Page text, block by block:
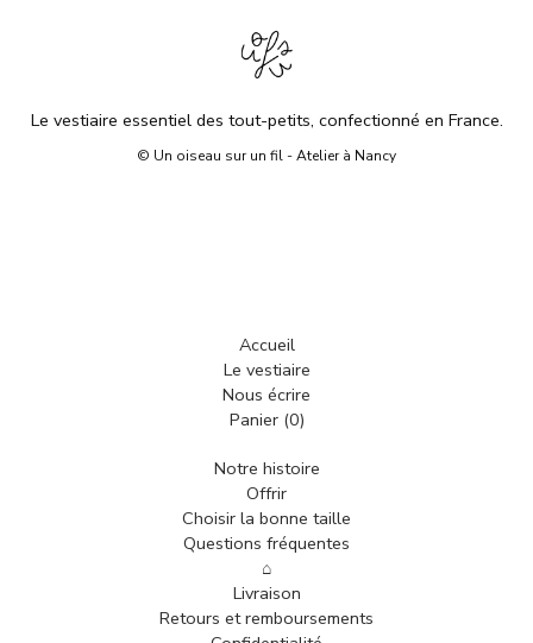
Le vestiaire essentiel des tout-petits, confectionné en France.
© Un oiseau sur un fil - Atelier à Nancy
Accueil
Le vestiaire
Nous écrire
Panier (0)
Notre histoire
Offrir
Choisir la bonne taille
Questions fréquentes
⌂
Livraison
Retours et remboursements